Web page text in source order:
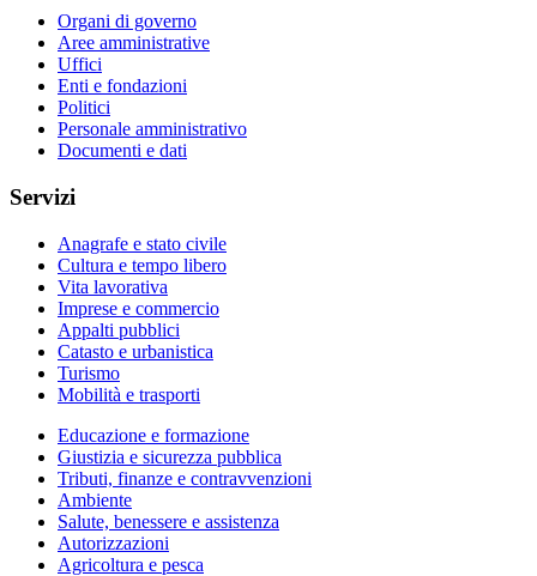
Organi di governo
Aree amministrative
Uffici
Enti e fondazioni
Politici
Personale amministrativo
Documenti e dati
Servizi
Anagrafe e stato civile
Cultura e tempo libero
Vita lavorativa
Imprese e commercio
Appalti pubblici
Catasto e urbanistica
Turismo
Mobilità e trasporti
Educazione e formazione
Giustizia e sicurezza pubblica
Tributi, finanze e contravvenzioni
Ambiente
Salute, benessere e assistenza
Autorizzazioni
Agricoltura e pesca